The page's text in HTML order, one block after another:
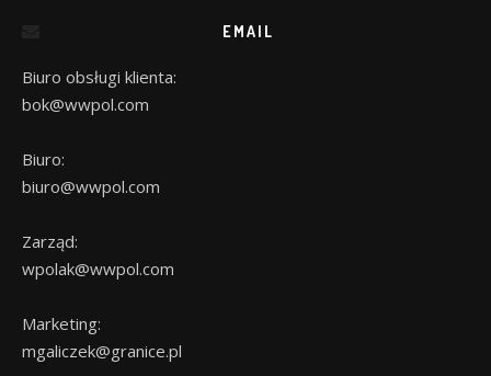
EMAIL
Biuro obsługi klienta:
bok@wwpol.com
Biuro:
biuro@wwpol.com
Zarząd:
wpolak@wwpol.com
Marketing:
mgaliczek@granice.pl